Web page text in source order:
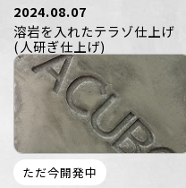
2024.08.07
溶岩を入れたテラゾ仕上げ
(人研ぎ仕上げ)
ただ今開発中